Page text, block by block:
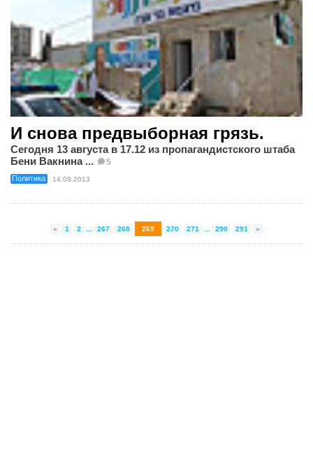
И снова предвыборная грязь.
Сегодня 13 августа в 17.12 из пропагандистского штаба
Бени Вакнина ...
5
Политика 14.08.2013
« 1 2 267 268 269 270 271 290 291 »